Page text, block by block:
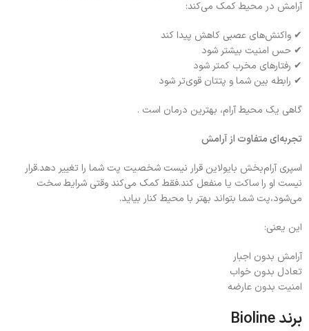
آرامش در محیط کمک می‌کند:
✔ واکنش‌های عصبی کاهش پیدا کند
✔ حس امنیت بیشتر شود
✔ رفتارهای مخرب کمتر شود
✔ رابطه بین شما و پتتان قوی‌تر شود
گاهی یک محیط آرام، بهترین درمان است .
تجربه‌ای متفاوت از آرامش
اسپری آرام‌بخش بایولاین قرار نیست شخصیت پت شما را تغییر دهد.قرار
نیست او را ساکت یا منفعل کند.فقط کمک می‌کند وقتی شرایط سخت
می‌شود،پت شما بتواند بهتر با محیط کنار بیاید.
این یعنی:
آرامش بدون اجبار
تعادل بدون خواب
امنیت بدون عارضه
برندBioline